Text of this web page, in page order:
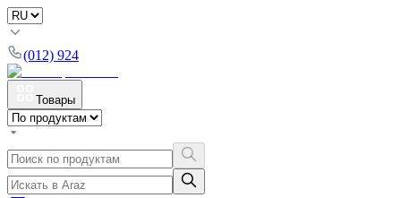
(012) 924
Товары